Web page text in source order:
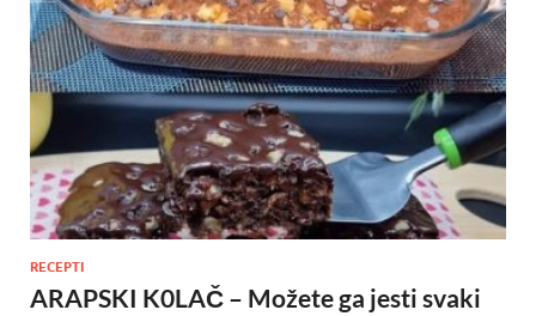
RECEPTI
ARAPSKI K0LAČ – Možete ga jesti svaki